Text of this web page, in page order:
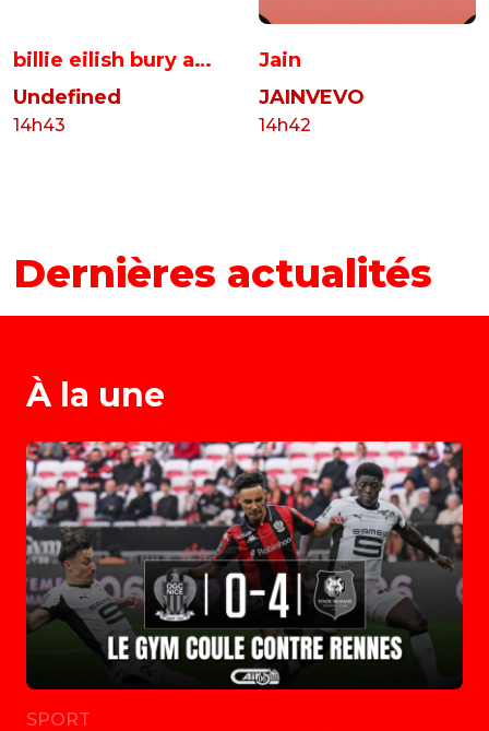
billie eilish bury a
friend lyrics
zQtl63IByoK
Undefined
14h43
Jain
JAINVEVO
14h42
Dernières actualités
À la une
SPORT